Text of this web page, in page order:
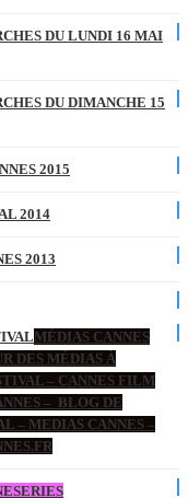
DU LUNDI 16 MAI
DU DIMANCHE 15
2015
2014
2013
MÉDIAS CANNES
DES MÉDIAS À
– CANNES FILM
– BLOG DE
– MEDIAS CANNES –